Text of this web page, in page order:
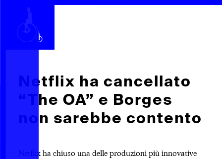
CHI SIAMO
SEGUICI
SCOPRI
RACCONTI
CERCA
INDICE
Netflix ha cancellato
“The OA” e Borges
non sarebbe contento
Netflix ha chiuso una delle produzioni più innovative